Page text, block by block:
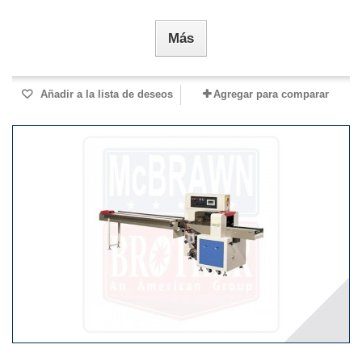
Más
Añadir a la lista de deseos Agregar para comparar